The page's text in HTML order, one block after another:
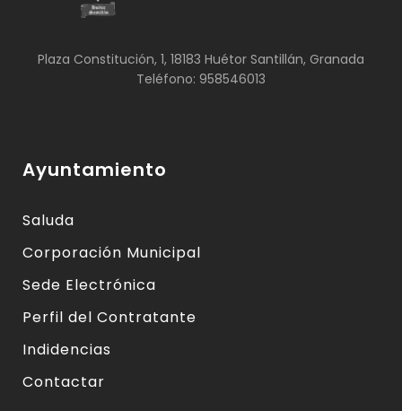
Plaza Constitución, 1, 18183 Huétor Santillán, Granada
Teléfono: 958546013
Ayuntamiento
Saluda
Corporación Municipal
Sede Electrónica
Perfil del Contratante
Indidencias
Contactar